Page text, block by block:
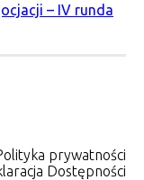
– IV runda
prywatności
Dostępności